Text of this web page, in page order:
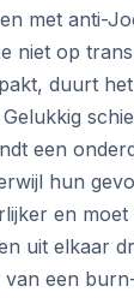
met anti-
niet op
duurt
een
hun
en moet
uit elkaar
van een